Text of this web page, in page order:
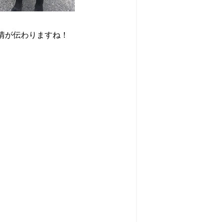
伝わりますね！